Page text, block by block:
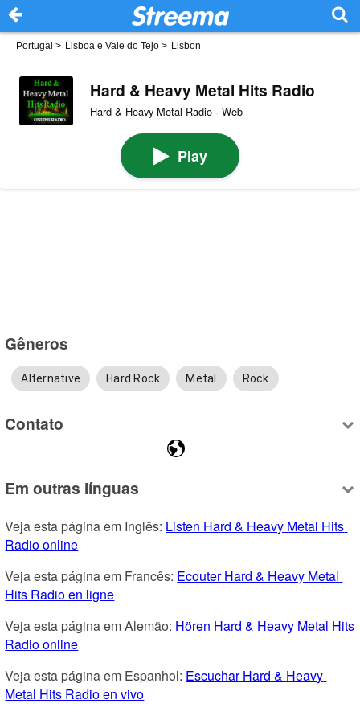
Portugal > Lisboa e Vale do Tejo > Lisbon
Hard & Heavy Metal Hits Radio
Hard & Heavy Metal Radio · Web
Play
Gêneros
Alternative Hard Rock Metal Rock
Contato
Em outras línguas
Veja esta página em Inglês: Listen Hard & Heavy Metal Hits
Radio online
Veja esta página em Francês: Ecouter Hard & Heavy Metal
Hits Radio en ligne
Veja esta página em Alemão: Hören Hard & Heavy Metal Hits
Radio online
Veja esta página em Espanhol: Escuchar Hard & Heavy
Metal Hits Radio en vivo